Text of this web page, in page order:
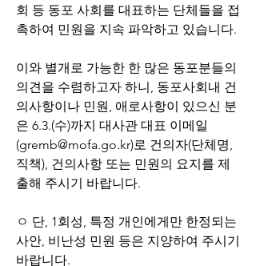
회 등 동포 사회를 대표하는 단체들을 접
촉하여 민원을 지속 파악하고 있습니다.
이와 별개로 가능한 한 많은 동포분들의
의견을 수렴하고자 하니, 동포사회내 건
의사항이나 민원, 애로사항이 있으신 분
은 6.3.(수)까지 대사관 대표 이메일
(gremb@mofa.go.kr)로 건의자(단체명,
직책), 건의사항 또는 민원의 요지를 제
출해 주시기 바랍니다.
ㅇ 단, 1회성, 특정 개인에게만 한정되는
사안, 비난성 민원 등은 지양하여 주시기
바랍니다.